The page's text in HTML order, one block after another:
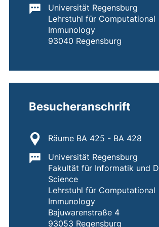
Wichtige Informationen:
Universität Regensburg
Lehrstuhl für Computational
Immunology
93040 Regensburg
Besucheranschrift
Standort:
Räume BA 425 - BA 428
Wichtige Informationen:
Universität Regensburg
Fakultät für Informatik und
Science
Lehrstuhl für Computational
Immunology
Bajuwarenstraße 4
93053 Regensburg